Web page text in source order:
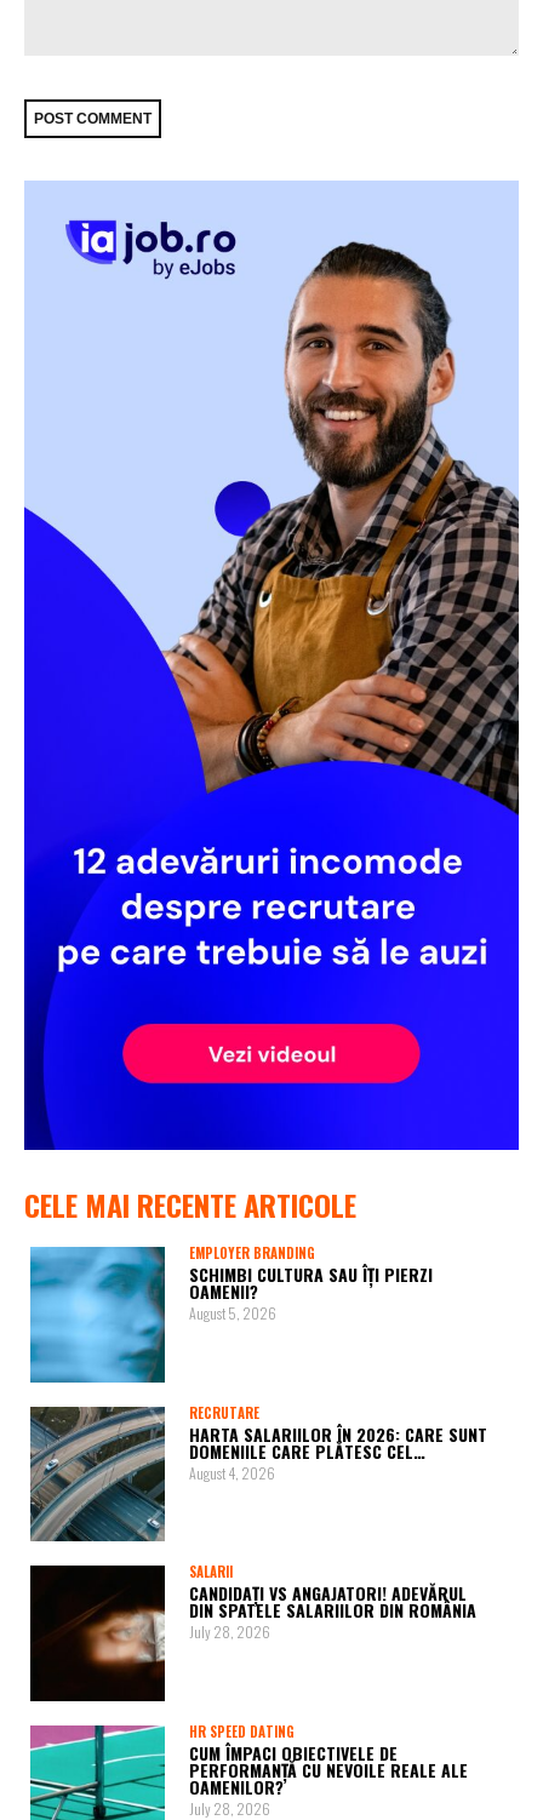
CELE MAI RECENTE ARTICOLE
EMPLOYER BRANDING
SCHIMBI CULTURA SAU ÎȚI PIERZI
OAMENII?
August 5, 2026
RECRUTARE
HARTA SALARIILOR ÎN 2026: CARE SUNT
DOMENIILE CARE PLĂTESC CEL…
August 4, 2026
SALARII
CANDIDAȚI VS ANGAJATORI! ADEVĂRUL
DIN SPATELE SALARIILOR DIN ROMÂNIA
July 28, 2026
HR SPEED DATING
CUM ÎMPACI OBIECTIVELE DE
PERFORMANȚĂ CU NEVOILE REALE ALE
OAMENILOR?
July 28, 2026